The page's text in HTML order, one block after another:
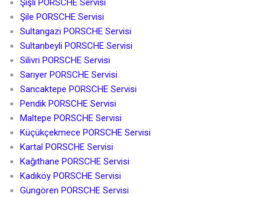
Şişli PORSCHE Servisi
Şile PORSCHE Servisi
Sultangazi PORSCHE Servisi
Sultanbeyli PORSCHE Servisi
Silivri PORSCHE Servisi
Sarıyer PORSCHE Servisi
Sancaktepe PORSCHE Servisi
Pendik PORSCHE Servisi
Maltepe PORSCHE Servisi
Küçükçekmece PORSCHE Servisi
Kartal PORSCHE Servisi
Kağıthane PORSCHE Servisi
Kadıköy PORSCHE Servisi
Güngören PORSCHE Servisi